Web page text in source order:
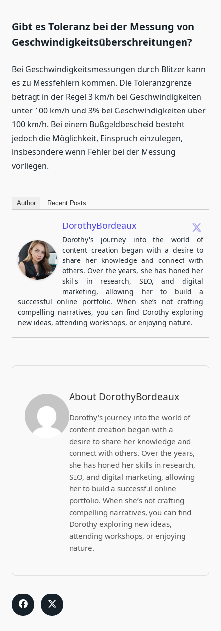
Gibt es Toleranz bei der Messung von
Geschwindigkeitsüberschreitungen?
Bei Geschwindigkeitsmessungen durch Blitzer kann
es zu Messfehlern kommen. Die Toleranzgrenze
beträgt in der Regel 3 km/h bei Geschwindigkeiten
unter 100 km/h und 3% bei Geschwindigkeiten über
100 km/h. Bei einem Bußgeldbescheid besteht
jedoch die Möglichkeit, Einspruch einzulegen,
insbesondere wenn Fehler bei der Messung
vorliegen.
Author Recent Posts
DorothyBordeaux
Dorothy's journey into the world of
content creation began with a desire to
share her knowledge and connect with
others. Over the years, she has honed her
skills in research, SEO, and digital
marketing, allowing her to build a
successful online portfolio. When she’s not crafting
compelling narratives, you can find Dorothy exploring
new ideas, attending workshops, or enjoying nature.
About DorothyBordeaux
Dorothy's journey into the world of
content creation began with a
desire to share her knowledge and
connect with others. Over the years,
she has honed her skills in research,
SEO, and digital marketing, allowing
her to build a successful online
portfolio. When she’s not crafting
compelling narratives, you can find
Dorothy exploring new ideas,
attending workshops, or enjoying
nature.